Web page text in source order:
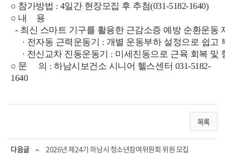
○ 참가방법 : 4일간 현장모집 후 추첨(031-5182-1640)
○ 내 용
- 최신 스마트 기구를 활용한 근감소증 예방 순환운동
· 전자동 근력운동기 : 개별 운동부하 설정으로 쉽고
· 전신교차 진동운동기 : 미세진동으로 근육 회복 및
○ 문 의 : 하남시보건소 시니어 헬스센터 031-5182-
1640
목록
다음글 2026년 제24기 하남시 청소년참여위원회 위원 모집